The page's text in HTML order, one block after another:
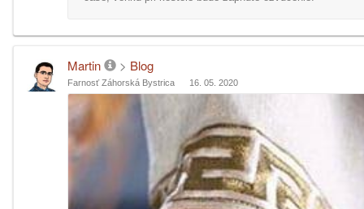
Martin > Blog
Farnosť Záhorská Bystrica 16. 05. 2020